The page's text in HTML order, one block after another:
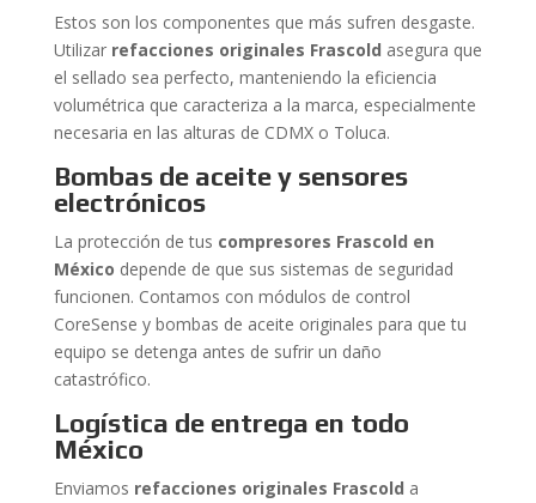
Estos son los componentes que más sufren desgaste.
Utilizar refacciones originales Frascold asegura que
el sellado sea perfecto, manteniendo la eficiencia
volumétrica que caracteriza a la marca, especialmente
necesaria en las alturas de CDMX o Toluca.
Bombas de aceite y sensores
electrónicos
La protección de tus compresores Frascold en
México depende de que sus sistemas de seguridad
funcionen. Contamos con módulos de control
CoreSense y bombas de aceite originales para que tu
equipo se detenga antes de sufrir un daño
catastrófico.
Logística de entrega en todo
México
Enviamos refacciones originales Frascold a